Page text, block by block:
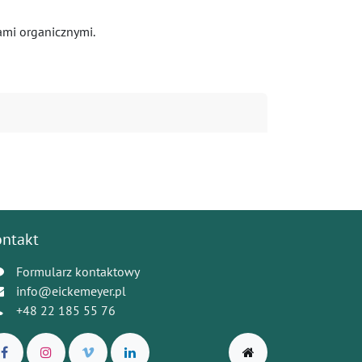
organicznymi.
Formularz kontaktowy
info@eickemeyer.pl
+48 22 185 55 76